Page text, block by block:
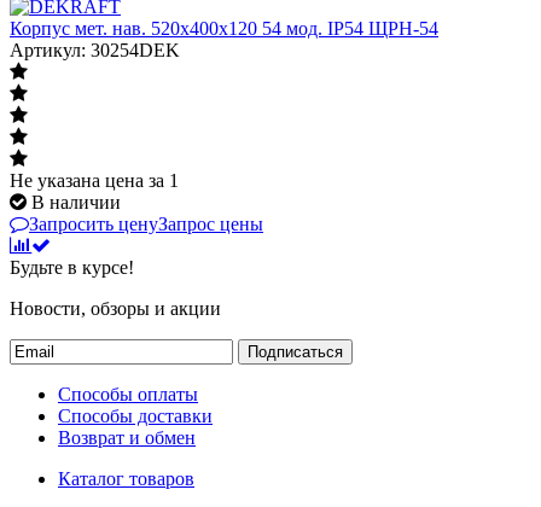
Корпус мет. нав. 520х400х120 54 мод. IP54 ЩРН-54
Артикул: 30254DEK
Не указана цена за 1
В наличии
Запросить ценуЗапрос цены
Будьте в курсе!
Новости, обзоры и акции
Подписаться
Способы оплаты
Способы доставки
Возврат и обмен
Каталог товаров